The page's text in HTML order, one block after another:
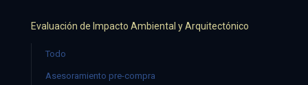
Evaluación de Impacto Ambiental y Arquitectónico
Todo
Asesoramiento pre-compra